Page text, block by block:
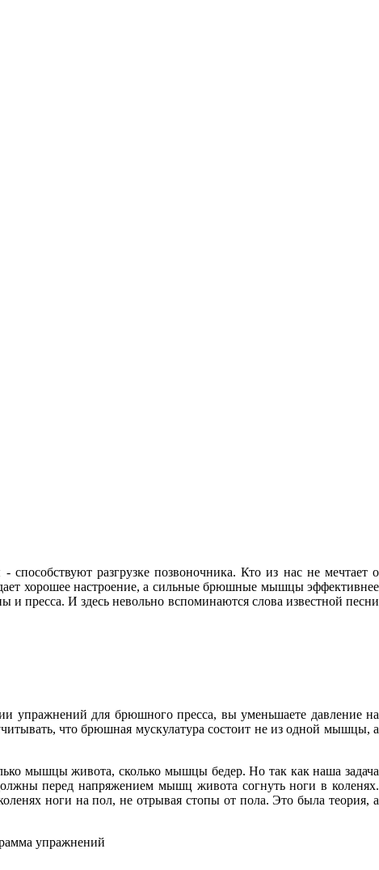
разгрузке позвоночника. Кто из нас не мечтает о
хорошее настроение, а сильные брюшные мышцы эффективнее
пресса. И здесь невольно вспоминаются слова известной песни
упражнений для брюшного пресса, вы уменьшаете давление на
что брюшная мускулатура состоит не из одной мышцы, а
мышцы живота, сколько мышцы бедер. Но так как наша задача
перед напряжением мышц живота согнуть ноги в коленях.
ноги на пол, не отрывая стопы от пола. Это была теория, а